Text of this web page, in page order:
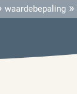
waardebepaling»